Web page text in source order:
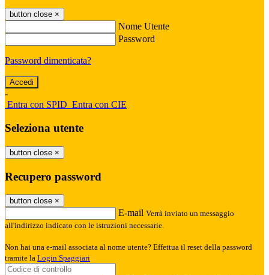
button close ×
Nome Utente
Password
Password dimenticata?
-
Entra con SPID Entra con CIE
Seleziona utente
button close ×
Recupero password
button close ×
E-mail Verrà inviato un messaggio
all'indirizzo indicato con le istruzioni necessarie.
Non hai una e-mail associata al nome utente? Effettua il reset della password
tramite la Login Spaggiari